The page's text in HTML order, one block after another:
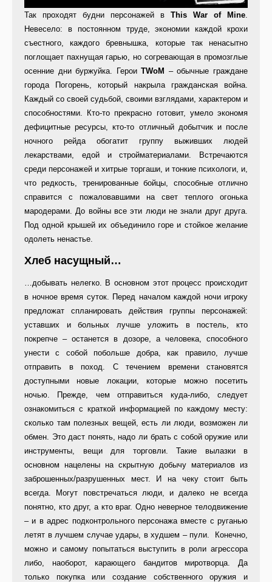
Так проходят будни персонажей в This War of Mine
Невесело: в постоянном труде, экономии каждой крохи
съестного, каждого бревнышка, которые так ненасытно
поглощает пахнущая гарью, но согревающая в промозглые
осенние дни буржуйка. ГероиTWoM – обычные граждане
города Погорень, который накрыла гражданская война.
Каждый со своей судьбой, своими взглядами, характером и
способностями. Кто-то прекрасно готовит, умело экономя
дефицитные ресурсы, кто-то отличный добытчик и после
ночного рейда обогатит группу выживших людей
лекарствами, едой и стройматериалами. Встречаются
среди персонажей и хитрые торгаши, и тонкие психологи, и,
что редкость, тренированные бойцы, способные отлично
справится с пожаловавшими на свет теплого огонька
мародерами. До войны все эти люди не знали друг друга.
Под одной крышей их объединило горе и стойкое желание
одолеть ненастье.
Хлеб насущный…
…добывать нелегко. В основном этот процесс происходит
в ночное время суток. Перед началом каждой ночи игроку
предложат спланировать действия группы персонажей:
уставших и больных лучше уложить в постель, кто
покрепче – останется в дозоре, а человека, способного
унести с собой побольше добра, как правило, лучше
отправить в поход. С течением времени становятся
доступными новые локации, которые можно посетить
ночью. Прежде, чем отправиться куда-либо, следует
ознакомиться с краткой информацией по каждому месту:
сколько там полезных вещей, есть ли люди, возможен ли
обмен. Это даст понять, надо ли брать с собой оружие или
инструменты, вещи для торговли. Такие вылазки в
основном нацелены на скрытную добычу материалов из
заброшенных/разрушенных мест. И на чеку стоит быть
всегда. Могут повстречаться люди, и далеко не всегда
понятно, кто друг, а кто враг. Одно неверное телодвижение
– и в адрес подконтрольного персонажа вместе с руганью
летят в лучшем случае удары, в худшем – пули. Конечно,
можно и самому попытаться выступить в роли агрессора
либо, наоборот, карающего бандитов миротворца. Да
только покупка или создание собственного оружия и